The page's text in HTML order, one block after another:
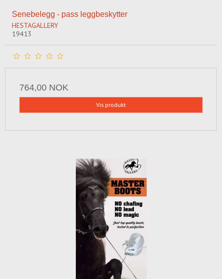
Senebelegg - pass leggbeskytter
HESTAGALLERY
19413
764,00 NOK
Vis produkt